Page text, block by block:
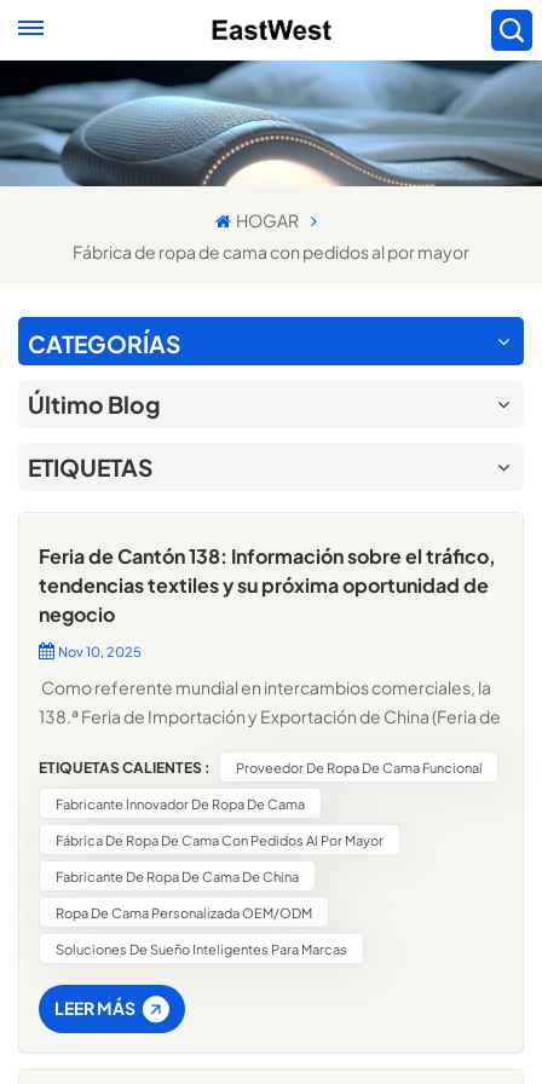
HOGAR
Fábrica de ropa de cama con pedidos al por mayor
CATEGORÍAS
Último Blog
ETIQUETAS
Feria de Cantón 138: Información sobre el tráfico,
tendencias textiles y su próxima oportunidad de
negocio
Nov 10, 2025
Como referente mundial en intercambios comerciales, la
138.ª Feria de Importación y Exportación de China (Feria de
como punto de encuentro entre compradores y
vendedores de todo el mundo. Con una asistencia récord y
tendencias claras en el sector, ofrece una valiosa guía para
los compradores de textiles que buscan soluciones
rentables o productos innovadores.138ª Feria de Cantón:
Crecimiento del tráfico y tendencias de cooperación
globalLa 138.ª Feria de Cantón cerró el 4 de noviembre con
Asistieron más de 310 000 compradores internacionales
procedentes de 223 países y regiones, lo que supone un
ETIQUETAS CALIENTES : Proveedor De Ropa De Cama Funcional
Fabricante Innovador De Ropa De Cama
Fábrica De Ropa De Cama Con Pedidos Al Por Mayor
Fabricante De Ropa De Cama De China
Ropa De Cama Personalizada OEM/ODM
Soluciones De Sueño Inteligentes Para Marcas
LEER MÁS